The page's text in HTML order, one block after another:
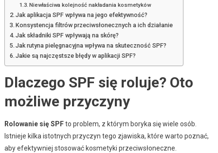
Niewłaściwa kolejność nakładania kosmetyków
Jak aplikacja SPF wpływa na jego efektywność?
Konsystencja filtrów przeciwsłonecznych a ich działanie
Jak składniki SPF wpływają na skórę?
Jak rutyna pielęgnacyjna wpływa na skuteczność SPF?
Jakie są najczęstsze błędy w aplikacji SPF?
Dlaczego SPF się roluje? Oto
możliwe przyczyny
Rolowanie się SPFto problem, z którym boryka się wiele osób.
Istnieje kilka istotnych przyczyn tego zjawiska, które warto poznać,
aby efektywniej stosować kosmetyki przeciwsłoneczne.